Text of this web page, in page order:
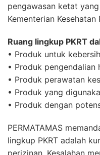
pengawasan ketat
Kementerian Kesehatan
Ruang lingkup PKRT
• Produk untuk
• Produk pengendalian
• Produk perawatan
• Produk yang
• Produk dengan
PERMATAMAS
lingkup PKRT adalah
perizinan. Kesalahan